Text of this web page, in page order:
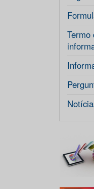
Termo